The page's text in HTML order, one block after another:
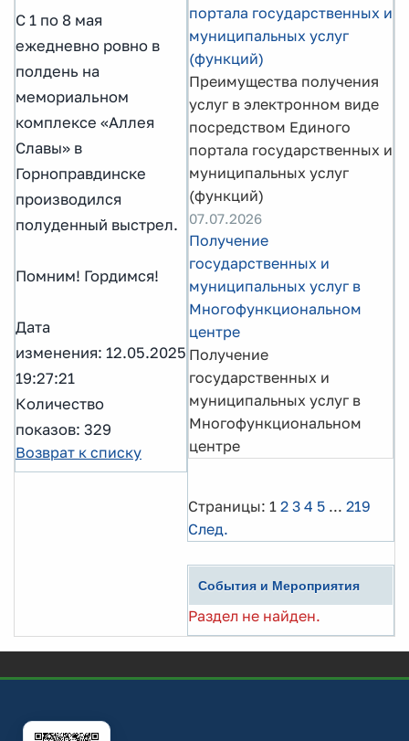
С 1 по 8 мая
ежедневно ровно в
полдень на
мемориальном
комплексе «Аллея
Славы» в
Горноправдинске
производился
полуденный выстрел.
Помним! Гордимся!
Дата
изменения: 12.05.2025
19:27:21
Количество
показов: 329
Возврат к списку
портала государственных и
муниципальных услуг
(функций)
Преимущества получения
услуг в электронном виде
посредством Единого
портала государственных и
муниципальных услуг
(функций)
07.07.2026
Получение
государственных и
муниципальных услуг в
Многофункциональном
центре
Получение
государственных и
муниципальных услуг в
Многофункциональном
центре
Страницы: 1 2 3 4 5 ... 219
След.
События и Мероприятия
Раздел не найден.